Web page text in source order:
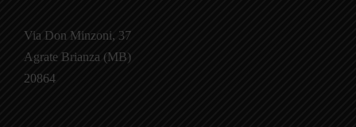
Via Don Minzoni, 37
Agrate Brianza (MB)
20864